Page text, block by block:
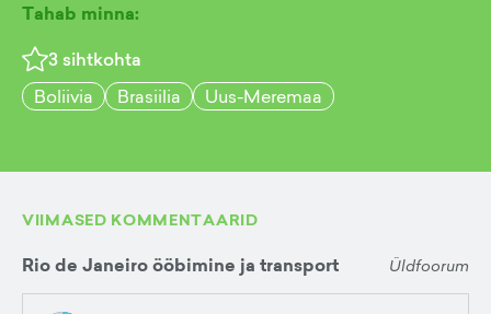
Tahab minna:
3 sihtkohta
Boliivia
Brasiilia Uus-Meremaa
VIIMASED KOMMENTAARID
Rio de Janeiro ööbimine ja transport Üldfoorum